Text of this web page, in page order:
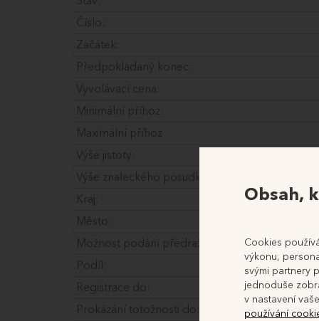
Číslo:
Začátek:
Předpokládaný konec:
Vyvolávací cena:
Minimální příhoz:
Maximální příhoz
Výše jistoty:
Výše znaleckého posudku:
Kraj:
Město:
Možnost podání předražku:
Podíl:
Registrace do:
Prokázání totožnosti do:
Obsah,
Cookies
výkonu,
svými partnery
jednoduše
v nastavení
používání